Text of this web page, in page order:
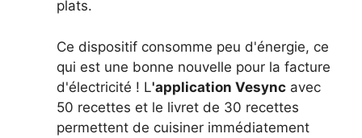
plats.
Ce dispositif consomme peu d'énergie, ce
qui est une bonne nouvelle pour la facture
d'électricité ! L'application Vesync avec
50 recettes et le livret de 30 recettes
permettent de cuisiner immédiatement